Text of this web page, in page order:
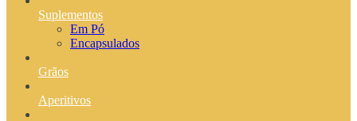
Suplementos
Em Pó
Encapsulados
Grãos
Aperitivos